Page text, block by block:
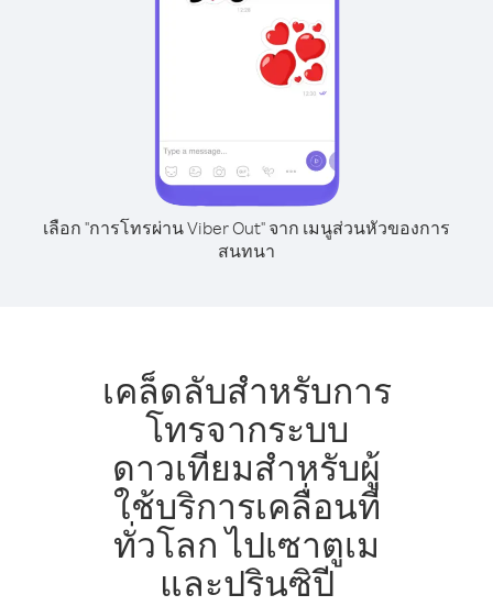
เลือก "การโทรผ่าน Viber Out" จาก เมนูส่วนหัวของการ
สนทนา
เคล็ดลับสำหรับการ
โทรจากระบบ
ดาวเทียมสำหรับผู้
ใช้บริการเคลื่อนที่
ทั่วโลก ไปเซาตูเม
และปรินซิปี